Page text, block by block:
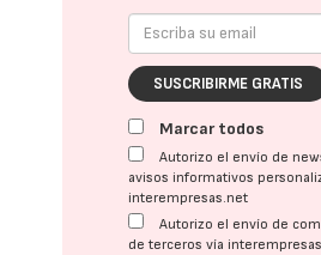
SUSCRIBIRME GRATIS
Marcar todos
Autorizo el envío de
avisos informativos
interempresas.net
Autorizo el envío de
de terceros vía